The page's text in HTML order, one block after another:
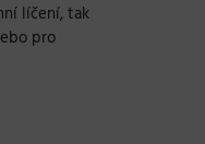
líčení, tak
pro